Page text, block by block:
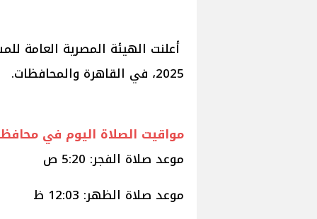
2025، في القاهرة والمحافظات.
مواقيت الصلاة اليوم في
موعد صلاة الفجر: 5:20 ص
موعد صلاة الظهر: 12:03 ظ